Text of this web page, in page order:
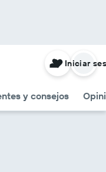
y consejos
Iniciar